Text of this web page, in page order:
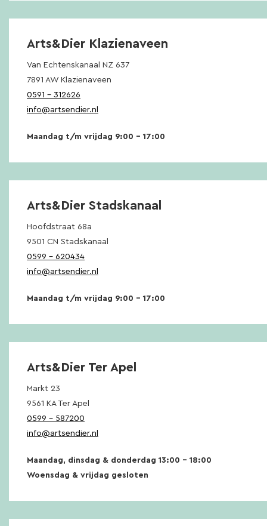
Arts&Dier Klazienaveen
Van Echtenskanaal NZ 637
7891 AW Klazienaveen
0591 – 312626
info@artsendier.nl
Maandag t/m vrijdag 9:00 – 17:00
Arts&Dier Stadskanaal
Hoofdstraat 68a
9501 CN Stadskanaal
0599 – 620434
info@artsendier.nl
Maandag t/m vrijdag 9:00 – 17:00
Arts&Dier Ter Apel
Markt 23
9561 KA Ter Apel
0599 – 587200
info@artsendier.nl
Maandag, dinsdag & donderdag 13:00 – 18:00
Woensdag & vrijdag gesloten